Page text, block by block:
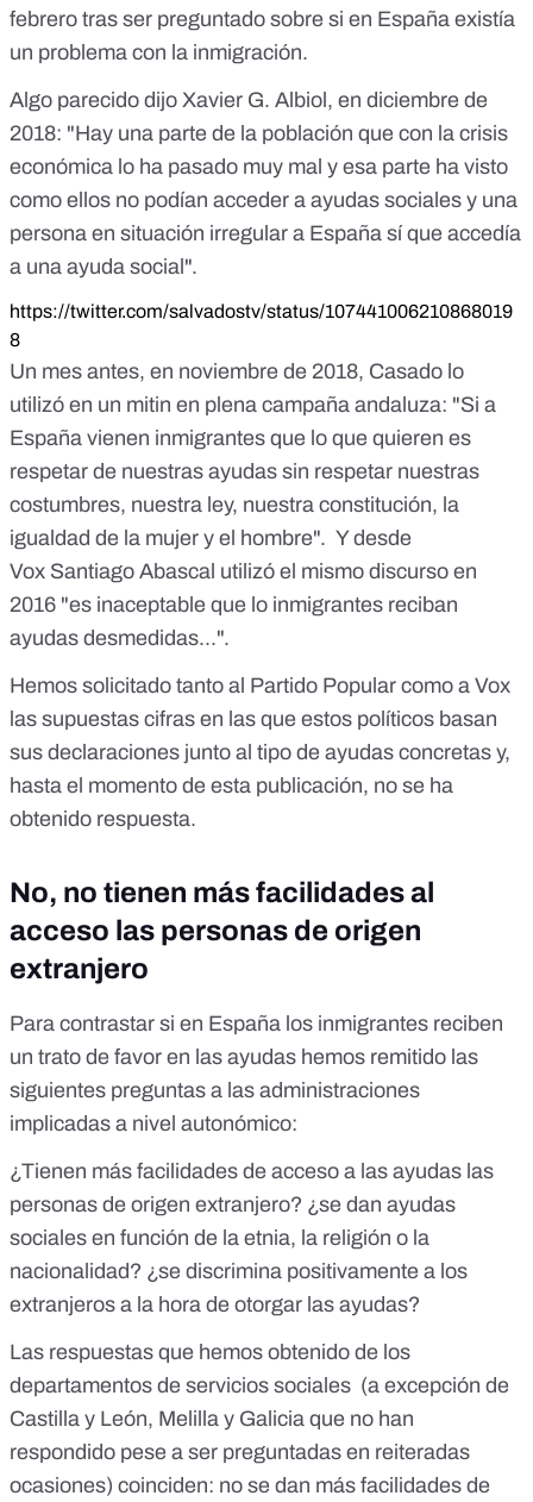
febrero tras ser preguntado sobre si en España existía
un problema con la inmigración.
Algo parecido dijo Xavier G. Albiol , en diciembre de
2018: "Hay una parte de la población que con la crisis
económica lo ha pasado muy mal y esa parte ha visto
como ellos no podían acceder a ayudas sociales y una
persona en situación irregular a España sí que accedía
a una ayuda social".
https://twitter.com/salvadostv/status/107441006210868019
8
Un mes antes, en noviembre de 2018, Casado lo
utilizó en un mitin en plena campaña andaluza: "Si a
España vienen inmigrantes que lo que quieren es
respetar de nuestras ayudas sin respetar nuestras
costumbres, nuestra ley, nuestra constitución, la
igualdad de la mujer y el hombre". Y desde
Vox Santiago Abascal utilizó el mismo discurso en
2016 "es inaceptable que lo inmigrantes reciban
ayudas desmedidas...".
Hemos solicitado tanto al Partido Popular como a Vox
las supuestas cifras en las que estos políticos basan
sus declaraciones junto al tipo de ayudas concretas y,
hasta el momento de esta publicación, no se ha
obtenido respuesta.
No, no tienen más facilidades al
acceso las personas de origen
extranjero
Para contrastar si en España los inmigrantes reciben
un trato de favor en las ayudas hemos remitido las
siguientes preguntas a las administraciones
implicadas a nivel autonómico:
¿Tienen más facilidades de acceso a las ayudas las
personas de origen extranjero? ¿se dan ayudas
sociales en función de la etnia, la religión o la
nacionalidad? ¿se discrimina positivamente a los
extranjeros a la hora de otorgar las ayudas?
Las respuestas que hemos obtenido de los
departamentos de servicios sociales (a excepción de
Castilla y León, Melilla y Galicia que no han
respondido pese a ser preguntadas en reiteradas
ocasiones) coinciden: no se dan más facilidades de